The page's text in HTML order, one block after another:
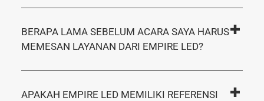
BERAPA LAMA SEBELUM ACARA SAYA HARUS
MEMESAN LAYANAN DARI EMPIRE LED?
APAKAH EMPIRE LED MEMILIKI REFERENSI